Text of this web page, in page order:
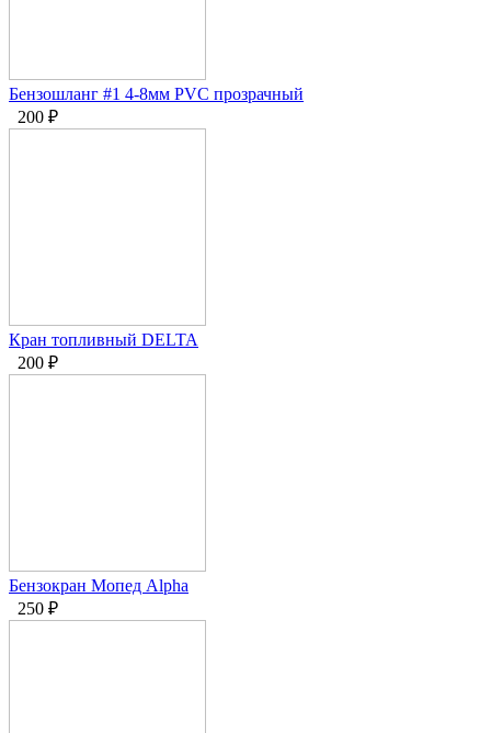
Бензошланг #1 4-8мм PVC прозрачный
200 ₽
Кран топливный DELTA
200 ₽
Бензокран Мопед Alpha
250 ₽